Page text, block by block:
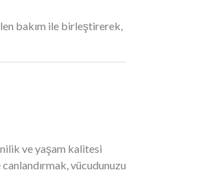
bakım ile birleştirerek,
ve yaşam kalitesi
vücudunuzu